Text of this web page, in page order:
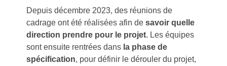
Depuis décembre 2023, des réunions de
cadrage ont été réalisées afin de savoir quelle
direction prendre pour le projet. Les équipes
sont ensuite rentrées dans la phase de
spécification, pour définir le dérouler du projet,